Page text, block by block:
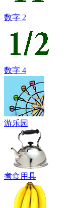
数字 2
数字 4
游乐园
煮食用具